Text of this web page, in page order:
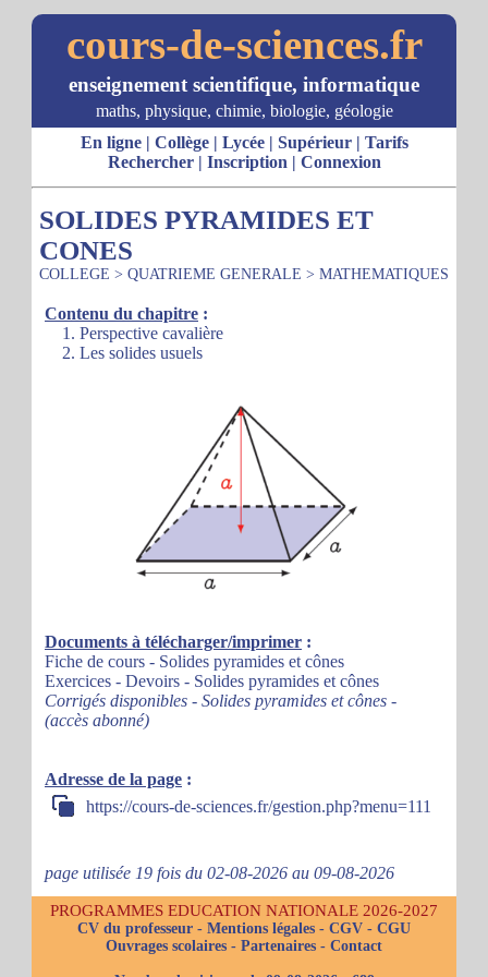
cours-de-sciences.fr
enseignement scientifique, informatique
maths, physique, chimie, biologie, géologie
En ligne| Collège| Lycée| Supérieur| Tarifs
Rechercher| Inscription | Connexion
SOLIDES PYRAMIDES ET
CONES
COLLEGE > QUATRIEME GENERALE > MATHEMATIQUES
Contenu du chapitre :
1. Perspective cavalière
2. Les solides usuels
Documents à télécharger/imprimer :
Fiche de cours - Solides pyramides et cônes
Exercices - Devoirs - Solides pyramides et cônes
Corrigés disponibles - Solides pyramides et cônes -
(accès abonné)
Adresse de la page :
https://cours-de-sciences.fr/gestion.php?menu=111
page utilisée 19 fois du 02-08-2026 au 09-08-2026
PROGRAMMES EDUCATION NATIONALE 2026-2027
CV du professeur - Mentions légales - CGV - CGU
Ouvrages scolaires - Partenaires - Contact